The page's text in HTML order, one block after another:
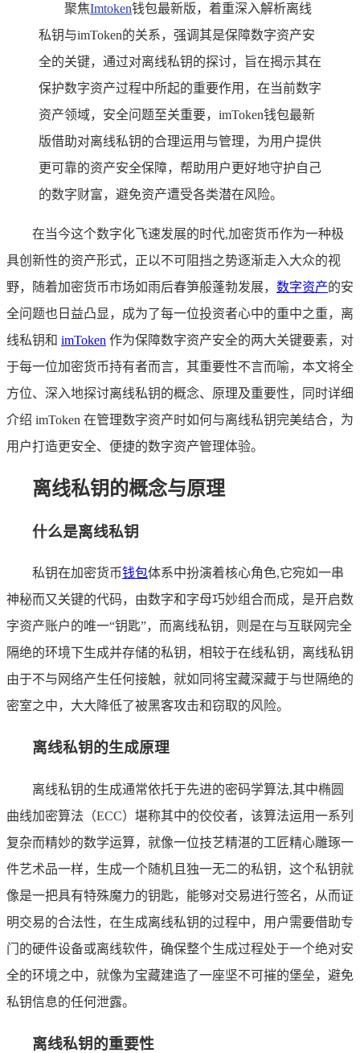
聚焦Imtoken钱包最新版，着重深入解析离线
私钥与imToken的关系，强调其是保障数字资产安
全的关键，通过对离线私钥的探讨，旨在揭示其在
保护数字资产过程中所起的重要作用，在当前数字
资产领域，安全问题至关重要，imToken钱包最新
版借助对离线私钥的合理运用与管理，为用户提供
更可靠的资产安全保障，帮助用户更好地守护自己
的数字财富，避免资产遭受各类潜在风险。
在当今这个数字化飞速发展的时代,加密货币作为一种极
具创新性的资产形式，正以不可阻挡之势逐渐走入大众的视
野，随着加密货币市场如雨后春笋般蓬勃发展， 数字资产的安
全问题也日益凸显，成为了每一位投资者心中的重中之重，离
线私钥和 imToken 作为保障数字资产安全的两大关键要素，对
于每一位加密货币持有者而言，其重要性不言而喻，本文将全
方位、深入地探讨离线私钥的概念、原理及重要性，同时详细
介绍 imToken 在管理数字资产时如何与离线私钥完美结合，为
用户打造更安全、便捷的数字资产管理体验。
离线私钥的概念与原理
什么是离线私钥
私钥在加密货币钱包体系中扮演着核心角色,它宛如一串
神秘而又关键的代码，由数字和字母巧妙组合而成，是开启数
字资产账户的唯一“钥匙”，而离线私钥，则是在与互联网完全
隔绝的环境下生成并存储的私钥，相较于在线私钥，离线私钥
由于不与网络产生任何接触，就如同将宝藏深藏于与世隔绝的
密室之中，大大降低了被黑客攻击和窃取的风险。
离线私钥的生成原理
离线私钥的生成通常依托于先进的密码学算法,其中椭圆
曲线加密算法（ECC）堪称其中的佼佼者，该算法运用一系列
复杂而精妙的数学运算，就像一位技艺精湛的工匠精心雕琢一
件艺术品一样，生成一个随机且独一无二的私钥，这个私钥就
像是一把具有特殊魔力的钥匙，能够对交易进行签名，从而证
明交易的合法性，在生成离线私钥的过程中，用户需要借助专
门的硬件设备或离线软件，确保整个生成过程处于一个绝对安
全的环境之中，就像为宝藏建造了一座坚不可摧的堡垒，避免
私钥信息的任何泄露。
离线私钥的重要性